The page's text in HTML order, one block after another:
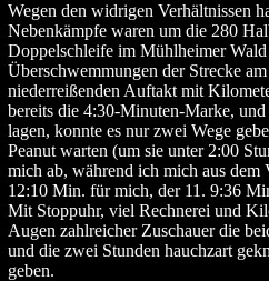
Wegen den widrigen Verhältnissen
Nebenkämpfe waren um die 280
Doppelschleife im Mühlheimer
Überschwemmungen der Strecke
niederreißenden Auftakt mit
bereits die 4:30-Minuten-Marke,
lagen, konnte es nur zwei Wege
Peanut warten (um sie unter 2:00
mich ab, während ich mich aus
12:10 Min. für mich, der 11. 9:36
Mit Stoppuhr, viel Rechnerei und
Augen zahlreicher Zuschauer die
und die zwei Stunden hauchzart
geben.